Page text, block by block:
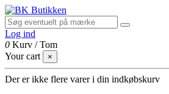
Log ind
0 Kurv /Tom
Your cart
×
Der er ikke flere varer i din indkøbskurv